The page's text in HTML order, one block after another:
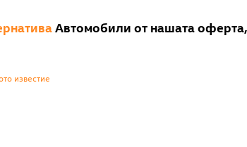
Автомобили от нашата
известие